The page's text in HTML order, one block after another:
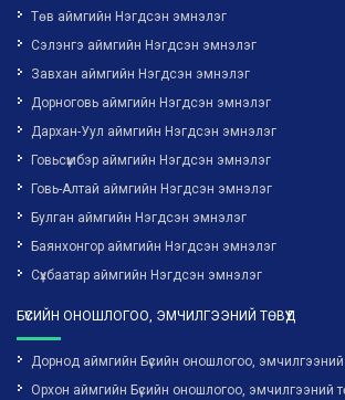
Төв аймгийн Нэгдсэн эмнэлэг
Сэлэнгэ аймгийн Нэгдсэн эмнэлэг
Завхан аймгийн Нэгдсэн эмнэлэг
Дорноговь аймгийн Нэгдсэн эмнэлэг
Дархан-Уул аймгийн Нэгдсэн эмнэлэг
Говьсүмбэр аймгийн Нэгдсэн эмнэлэг
Говь-Алтай аймгийн Нэгдсэн эмнэлэг
Булган аймгийн Нэгдсэн эмнэлэг
Баянхонгор аймгийн Нэгдсэн эмнэлэг
Сүхбаатар аймгийн Нэгдсэн эмнэлэг
БҮСИЙН ОНОШЛОГОО, ЭМЧИЛГЭЭНИЙ ТӨВҮҮД
Дорнод аймгийн Бүсийн оношлогоо, эмчилгээний
Орхон аймгийн Бүсийн оношлогоо, эмчилгээний